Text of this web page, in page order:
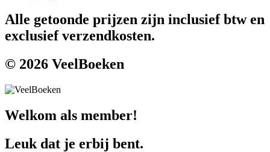
Alle getoonde prijzen zijn inclusief btw en
exclusief verzendkosten.
© 2026 VeelBoeken
Welkom als member!
Leuk dat je erbij bent.